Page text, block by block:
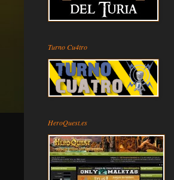
Turno Cu4tro
HeroQuest.es